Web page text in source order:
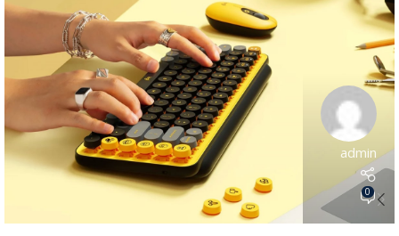
admin
0